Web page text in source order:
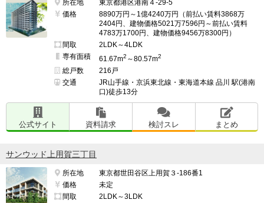
所在地
東京都港区港南４-29-5
価格
8890万円～1億4240万円（前払い賃料3868万
2404円、建物価格5021万7596円～前払い賃料
4783万1700円、建物価格9456万8300円）
間取
2LDK～4LDK
専有面積
61.67m2 ～80.57m2
総戸数
216戸
交通
JR山手線・京浜東北線・東海道本線 品川 駅(港南
口)徒歩13分
公式サイト 資料請求 検討スレ まとめ
サンウッド上用賀三丁目
所在地
東京都世田谷区上用賀３-186番1
価格
未定
間取
2LDK～3LDK